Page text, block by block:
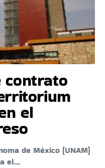
contrato
el
de México (UNAM)
el…